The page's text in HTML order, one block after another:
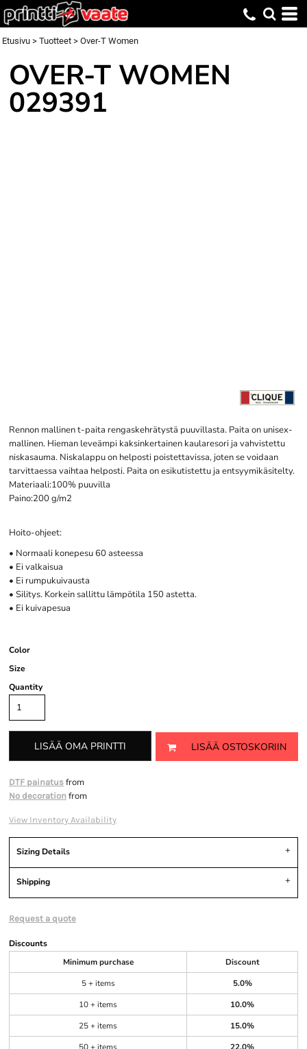
Etusivu > Tuotteet > Over-T Women
OVER-T WOMEN
029391
Rennon mallinen t-paita rengaskehrätystä puuvillasta. Paita on unisex-
mallinen. Hieman leveämpi kaksinkertainen kaularesori ja vahvistettu
niskasauma. Niskalappu on helposti poistettavissa, joten se voidaan
tarvittaessa vaihtaa helposti. Paita on esikutistettu ja entsyymikäsitelty.
Materiaali:100% puuvilla
Paino:200 g/m2
Hoito-ohjeet:
• Normaali konepesu 60 asteessa
• Ei valkaisua
• Ei rumpukuivausta
• Silitys. Korkein sallittu lämpötila 150 astetta.
• Ei kuivapesua
Color
Size
Quantity
LISÄÄ OMA PRINTTI LISÄÄ OSTOSKORIIN
DTF painatus from
No decoration from
View Inventory Availability
Sizing Details
Shipping
Request a quote
Discounts
Minimum purchase
Discount
5 + items
5.0%
10 + items
10.0%
25 + items
15.0%